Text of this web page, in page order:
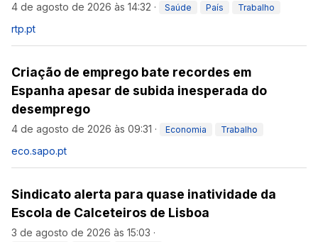
4 de agosto de 2026 às 14:32 · Saúde País Trabalho
rtp.pt
Criação de emprego bate recordes em
Espanha apesar de subida inesperada do
desemprego
4 de agosto de 2026 às 09:31 · Economia Trabalho
eco.sapo.pt
Sindicato alerta para quase inatividade da
Escola de Calceteiros de Lisboa
3 de agosto de 2026 às 15:03 ·